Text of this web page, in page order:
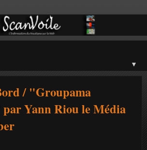
▼
/ "Groupama
Yann Riou le Média